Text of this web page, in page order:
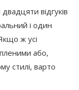
відгуків
і один
ж усі
або,
стилі, варто